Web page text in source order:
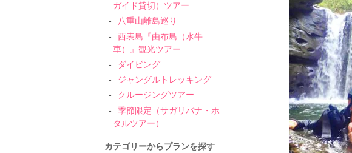
ガイド貸切）ツアー
八重山離島巡り
西表島『由布島（水牛
車）』観光ツアー
ダイビング
ジャングルトレッキング
クルージングツアー
季節限定（サガリバナ・ホ
タルツアー）
カテゴリーからプランを探す